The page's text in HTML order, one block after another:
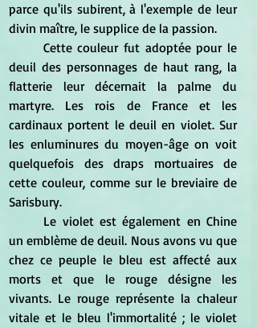
parce qu'ils subirent, à l'exemple de leur
divin maître, le supplice de la passion.
deuil des personnages de haut rang, la
flatterie leur décernait la palme du
martyre. Les rois de France et les
cardinaux portent le deuil en violet. Sur
les enluminures du moyen-âge on voit
quelquefois des draps mortuaires de
cette couleur, comme sur le breviaire de
Sarisbury.
un emblème de deuil. Nous avons vu que
chez ce peuple le bleu est affecté aux
morts et que le rouge désigne les
vivants. Le rouge représente la chaleur
vitale et le bleu l'immortalité ; le violet